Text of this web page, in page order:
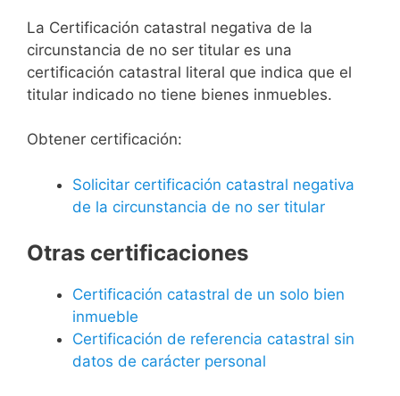
La Certificación catastral negativa de la
circunstancia de no ser titular es una
certificación catastral literal que indica que el
titular indicado no tiene bienes inmuebles.
Obtener certificación:
Solicitar certificación catastral negativa
de la circunstancia de no ser titular
Otras certificaciones
Certificación catastral de un solo bien
inmueble
Certificación de referencia catastral sin
datos de carácter personal